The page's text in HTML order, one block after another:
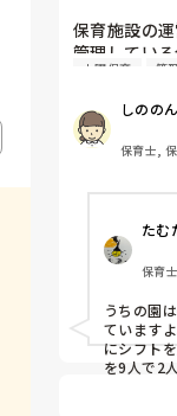
保育施設の運
管理してい
ても土曜保
応募の段階
同意して入
と一日も土
①土曜日の
②毎月、必
けピックア
③仮シフト
わりの人を
上記のいず
土曜保育 管
しののん
保育士,
たむ
保育
うちの園
ています
にシフト
を9人で2
しの時も
じシフト